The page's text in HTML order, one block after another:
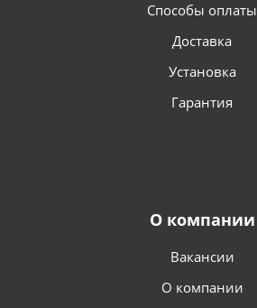
Способы оплаты
Доставка
Установка
Гарантия
О компании
Вакансии
О компании